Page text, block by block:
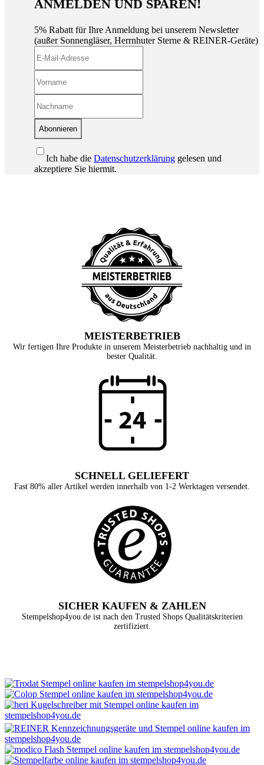
ANMELDEN UND SPAREN!
5% Rabatt für Ihre Anmeldung bei unserem Newsletter
(außer Sonnengläser, Herrnhuter Sterne & REINER-Geräte)
Abonnieren
Ich habe die Datenschutzerklärung gelesen und
akzeptiere Sie hiermit.
MEISTERBETRIEB
Wir fertigen Ihre Produkte in unserem Meisterbetrieb nachhaltig und in
bester Qualität.
SCHNELL GELIEFERT
Fast 80% aller Artikel werden innerhalb von 1-2 Werktagen versendet.
SICHER KAUFEN & ZAHLEN
Stempelshop4you.de ist nach den Trusted Shops Qualitätskriterien
zertifiziert.